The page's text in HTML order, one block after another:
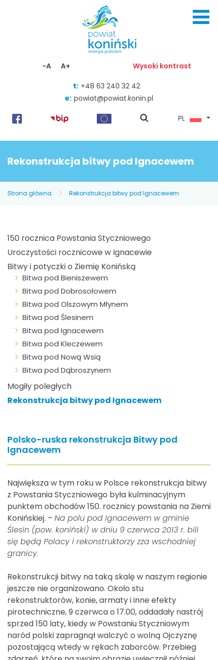
-A A+ Wysoki kontrast
t: +48 63 240 32 42
e: powiat@powiat.konin.pl
pokaż
PL
Rekonstrukcja bitwy pod Ignacewem
Strona główna Rekonstrukcja bitwy pod Ignacewem
150 rocznica Powstania Styczniowego
Uroczystości rocznicowe w Ignacewie
Bitwy i potyczki o Ziemię Konińską
Bitwa pod Bieniszewem
Bitwa pod Dobrosołowem
Bitwa pod Olszowym Młynem
Bitwa pod Ślesinem
Bitwa pod Ignacewem
Bitwa pod Kleczewem
Bitwa pod Nową Wsią
Bitwa pod Dąbroszynem
Mogiły poległych
Rekonstrukcja bitwy pod Ignacewem
Polsko-ruska rekonstrukcja Bitwy pod
Ignacewem
Największa w tym roku w Polsce rekonstrukcja bitwy
z Powstania Styczniowego była kulminacyjnym
punktem obchodów 150. rocznicy powstania na Ziemi
Konińskiej. – Na polu pod Ignacewem w gminie
Ślesin (pow. koniński) w dniu 9 czerwca 2013 r. bili
się będą Polacy i rekonstruktorzy zza wschodniej
granicy.
Rekonstrukcji bitwy na taką skalę w naszym regionie
jeszcze nie organizowano. Około stu
rekonstruktorów, konie, armaty i inne efekty
pirotechniczne, 9 czerwca o 17.00, oddadały nastrój
sprzed 150 laty, kiedy w Powstaniu Styczniowym
naród polski zapragnął walczyć o wolną Ojczyznę
pozostającą wtedy w rękach zaborców. Przebieg